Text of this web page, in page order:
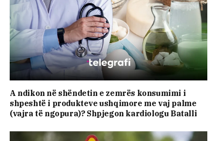
A ndikon në shëndetin e zemrës konsumimi i
shpeshtë i produkteve ushqimore me vaj palme
(vajra të ngopura)? Shpjegon kardiologu Batalli